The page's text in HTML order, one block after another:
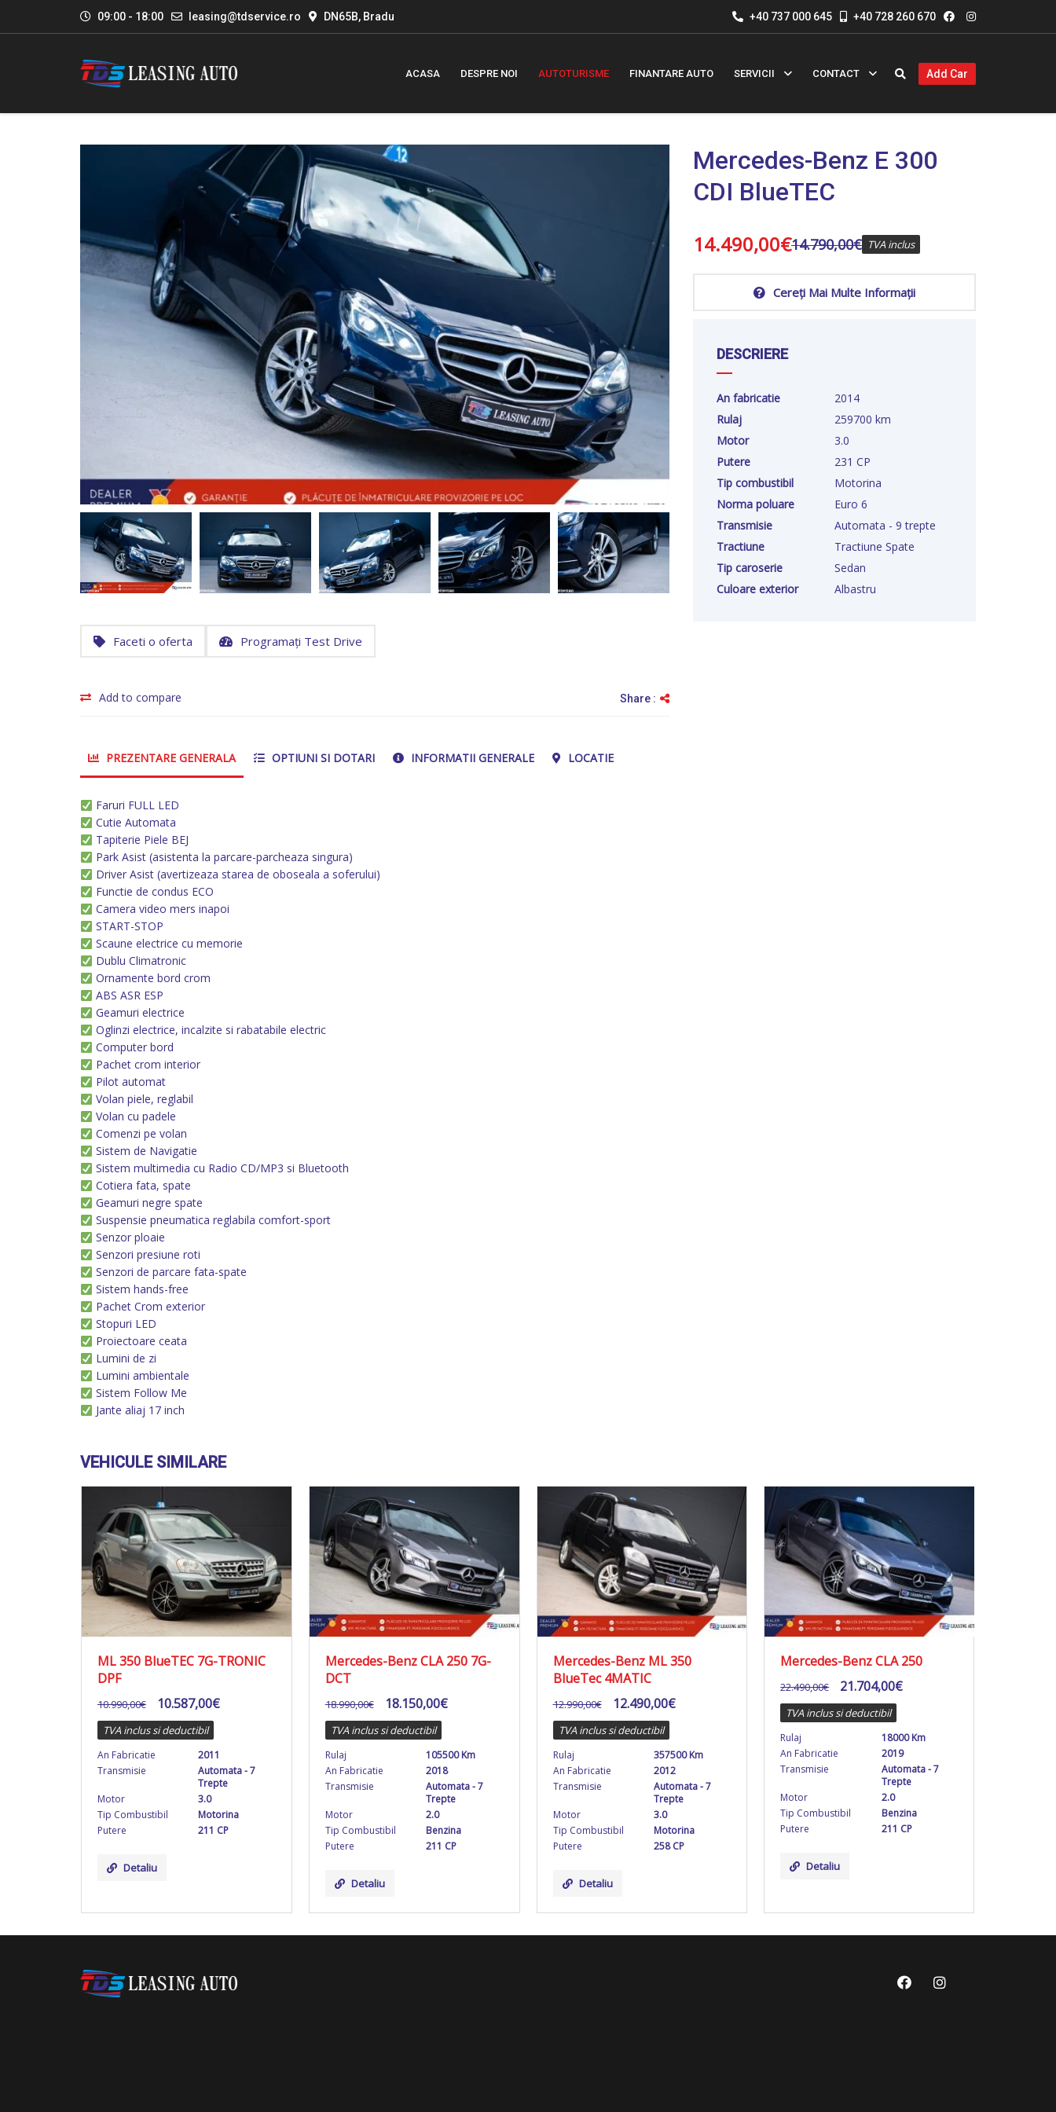
09:00 - 18:00 leasing@tdservice.ro DN65B, Bradu +40 737 000 645 +40 728 260 670
ACASA DESPRE NOI AUTOTURISME FINANTARE AUTO SERVICII CONTACT Add Car
Faceti o oferta Programați Test Drive
Add to compare Share :
PREZENTARE GENERALA OPTIUNI SI DOTARI INFORMATII GENERALE LOCATIE
Faruri FULL LED
Cutie Automata
Tapiterie Piele BEJ
Park Asist (asistenta la parcare-parcheaza singura)
Driver Asist (avertizeaza starea de oboseala a soferului)
Functie de condus ECO
Camera video mers inapoi
START-STOP
Scaune electrice cu memorie
Dublu Climatronic
Ornamente bord crom
ABS ASR ESP
Geamuri electrice
Oglinzi electrice, incalzite si rabatabile electric
Computer bord
Pachet crom interior
Pilot automat
Volan piele, reglabil
Volan cu padele
Comenzi pe volan
Sistem de Navigatie
Sistem multimedia cu Radio CD/MP3 si Bluetooth
Cotiera fata, spate
Geamuri negre spate
Suspensie pneumatica reglabila comfort-sport
Senzor ploaie
Senzori presiune roti
Senzori de parcare fata-spate
Sistem hands-free
Pachet Crom exterior
Stopuri LED
Proiectoare ceata
Lumini de zi
Lumini ambientale
Sistem Follow Me
Jante aliaj 17 inch
Mercedes-Benz E 300
CDI BlueTEC
14.790,00€
14.490,00€ TVA inclus
Cereți Mai Multe Informații
DESCRIERE
An fabricatie
2014
Rulaj
259700 km
Motor
3.0
Putere
231 CP
Tip combustibil
Motorina
Norma poluare
Euro 6
Transmisie
Automata - 9 trepte
Tractiune
Tractiune Spate
Tip caroserie
Sedan
Culoare exterior
Albastru
VEHICULE SIMILARE
ML 350 BlueTEC 7G-TRONIC
DPF
10.990,00€ 10.587,00€
TVA inclus si deductibil
An Fabricatie
2011
Transmisie
Automata - 7
Trepte
Motor
3.0
Tip Combustibil
Motorina
Putere
211 CP
Detaliu
Mercedes-Benz CLA 250 7G-
DCT
18.990,00€ 18.150,00€
TVA inclus si deductibil
Rulaj
105500 Km
An Fabricatie
2018
Transmisie
Automata - 7
Trepte
Motor
2.0
Tip Combustibil
Benzina
Putere
211 CP
Detaliu
Mercedes-Benz ML 350
BlueTec 4MATIC
12.990,00€ 12.490,00€
TVA inclus si deductibil
Rulaj
357500 Km
An Fabricatie
2012
Transmisie
Automata - 7
Trepte
Motor
3.0
Tip Combustibil
Motorina
Putere
258 CP
Detaliu
Mercedes-Benz CLA 250
22.490,00€ 21.704,00€
TVA inclus si deductibil
Rulaj
18000 Km
An Fabricatie
2019
Transmisie
Automata - 7
Trepte
Motor
2.0
Tip Combustibil
Benzina
Putere
211 CP
Detaliu